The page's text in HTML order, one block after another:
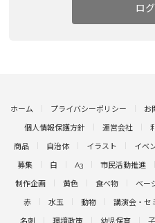
ロ
ホーム プライバシーポリシー お
個人情報保護方針 運営会社
商品 自治体 イラスト イベ
募集 白 A3 市民活動推進
制作企画 黄色 食べ物 ベー
赤 水玉 動物 講演会・セ